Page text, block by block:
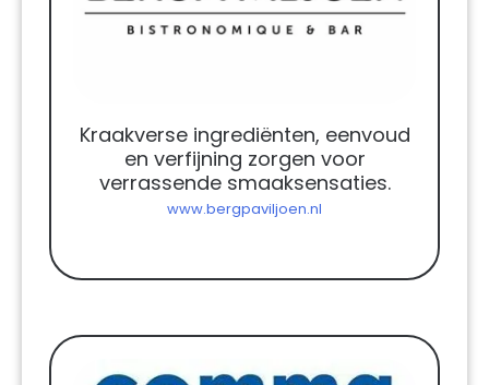
Kraakverse ingrediënten, eenvoud
en verfijning zorgen voor
verrassende smaaksensaties.
www.bergpaviljoen.nl